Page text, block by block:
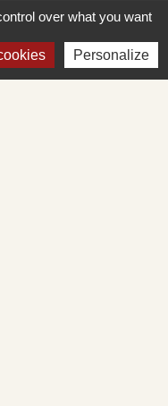
over what you want
Personalize